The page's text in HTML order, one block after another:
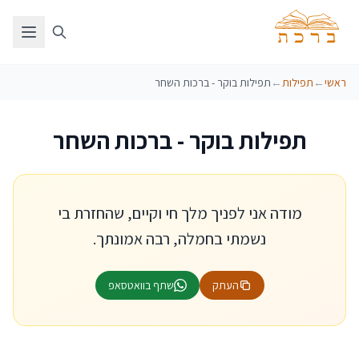
ראשי← תפילות← תפילות בוקר - ברכות השחר
תפילות בוקר - ברכות השחר
מודה אני לפניך מלך חי וקיים, שהחזרת בי
נשמתי בחמלה, רבה אמונתך.
העתק שתף בוואטסאפ